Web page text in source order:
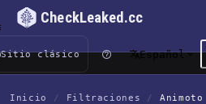
CheckLeaked.cc
Sitio clásico Español
Inicio / Filtraciones / Animoto